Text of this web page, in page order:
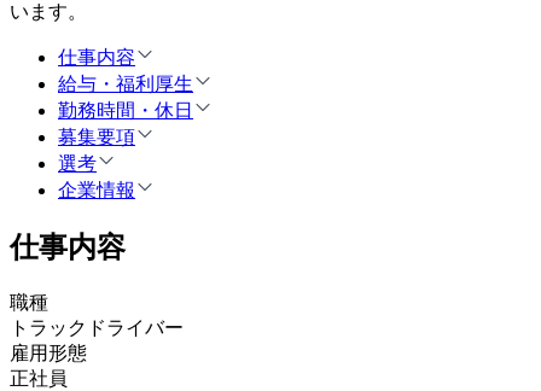
います。
仕事内容
給与・福利厚生
勤務時間・休日
募集要項
選考
企業情報
仕事内容
職種
トラックドライバー
雇用形態
正社員